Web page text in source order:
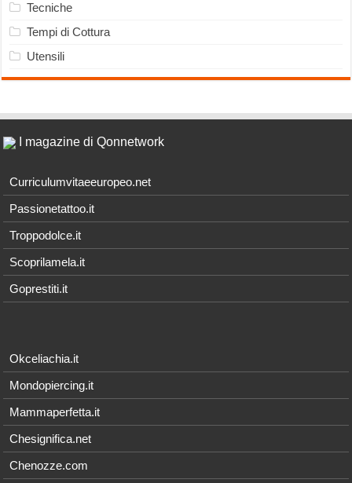
Tecniche
Tempi di Cottura
Utensili
I magazine di Qonnetwork
Curriculumvitaeeuropeo.net
Passionetattoo.it
Troppodolce.it
Scoprilamela.it
Goprestiti.it
Okceliachia.it
Mondopiercing.it
Mammaperfetta.it
Chesignifica.net
Chenozze.com